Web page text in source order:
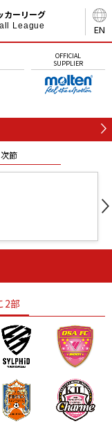
EN
カーリーグ
League
OFFICIAL
SUPPLIER
次節
石人の星
愛媛Ｌ
2部